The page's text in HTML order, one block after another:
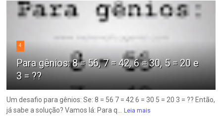
4
Para gênios: 8 = 56, 7 = 42, 6 = 30, 5 = 20 e
3 = ??
Um desafio para gênios: Se: 8 = 56 7 = 42 6 = 30 5 = 20 3 = ?? Então,
já sabe a solução? Vamos lá: Para q...
Leia mais